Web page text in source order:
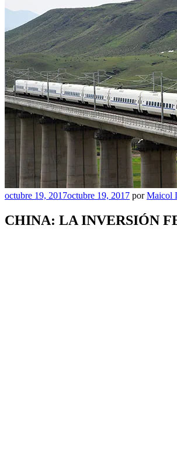
Publicado
octubre 19, 2017octubre 19, 2017 porMaicol
CHINA: LA INVERSIÓN